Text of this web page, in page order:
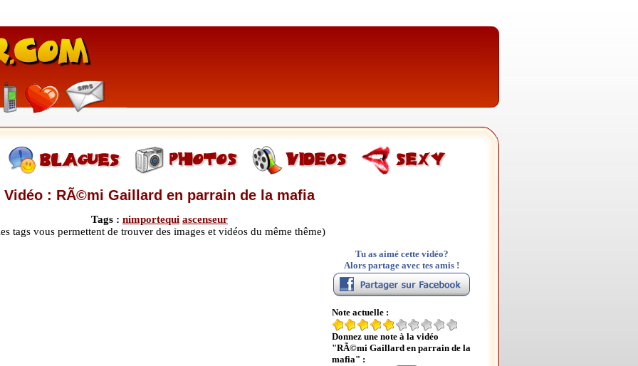
Vidéo : RÃ©mi Gaillard en parrain de la mafia
Tags : nimportequi ascenseur
tags vous permettent de trouver des images et vidéos du même thême)
Tu as aimé cette vidéo?
Alors partage avec tes amis !
Note actuelle :
Donnez une note à la vidéo
"RÃ©mi Gaillard en parrain de la
mafia" :